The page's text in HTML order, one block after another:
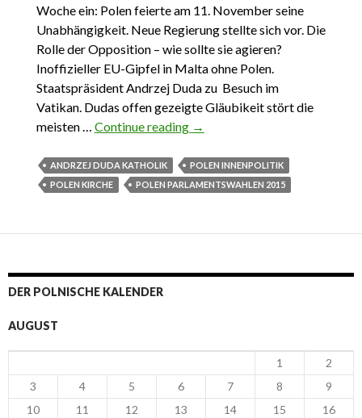
Woche ein: Polen feierte am 11. November seine
Unabhängigkeit. Neue Regierung stellte sich vor. Die
Rolle der Opposition – wie sollte sie agieren?
Inoffizieller EU-Gipfel in Malta ohne Polen.
Staatspräsident Andrzej Duda zu Besuch im
Vatikan. Dudas offen gezeigte Gläubikeit stört die
meisten … Continue reading Das Wichtigste aus Polen 8.
2015
→
ANDRZEJ DUDA KATHOLIK
POLEN INNENPOLITIK
POLEN KIRCHE
POLEN PARLAMENTSWAHLEN 2015
DER POLNISCHE KALENDER
AUGUST
1
2
3
4 5 6 7 8
9
10
11 12 13 14 15
16